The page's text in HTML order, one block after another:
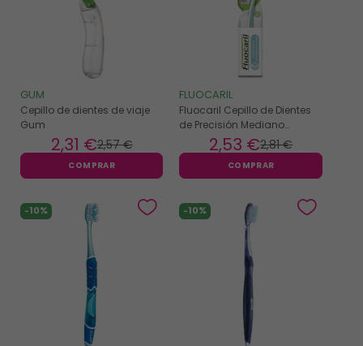
GUM
Cepillo de dientes de viaje
Gum
2,57 €
2,31 €
COMPRAR
FLUOCARIL
Fluocaril Cepillo de Dientes
de Precisión Mediano
0,23mm
2,81 €
2,53 €
COMPRAR
-10% -10%